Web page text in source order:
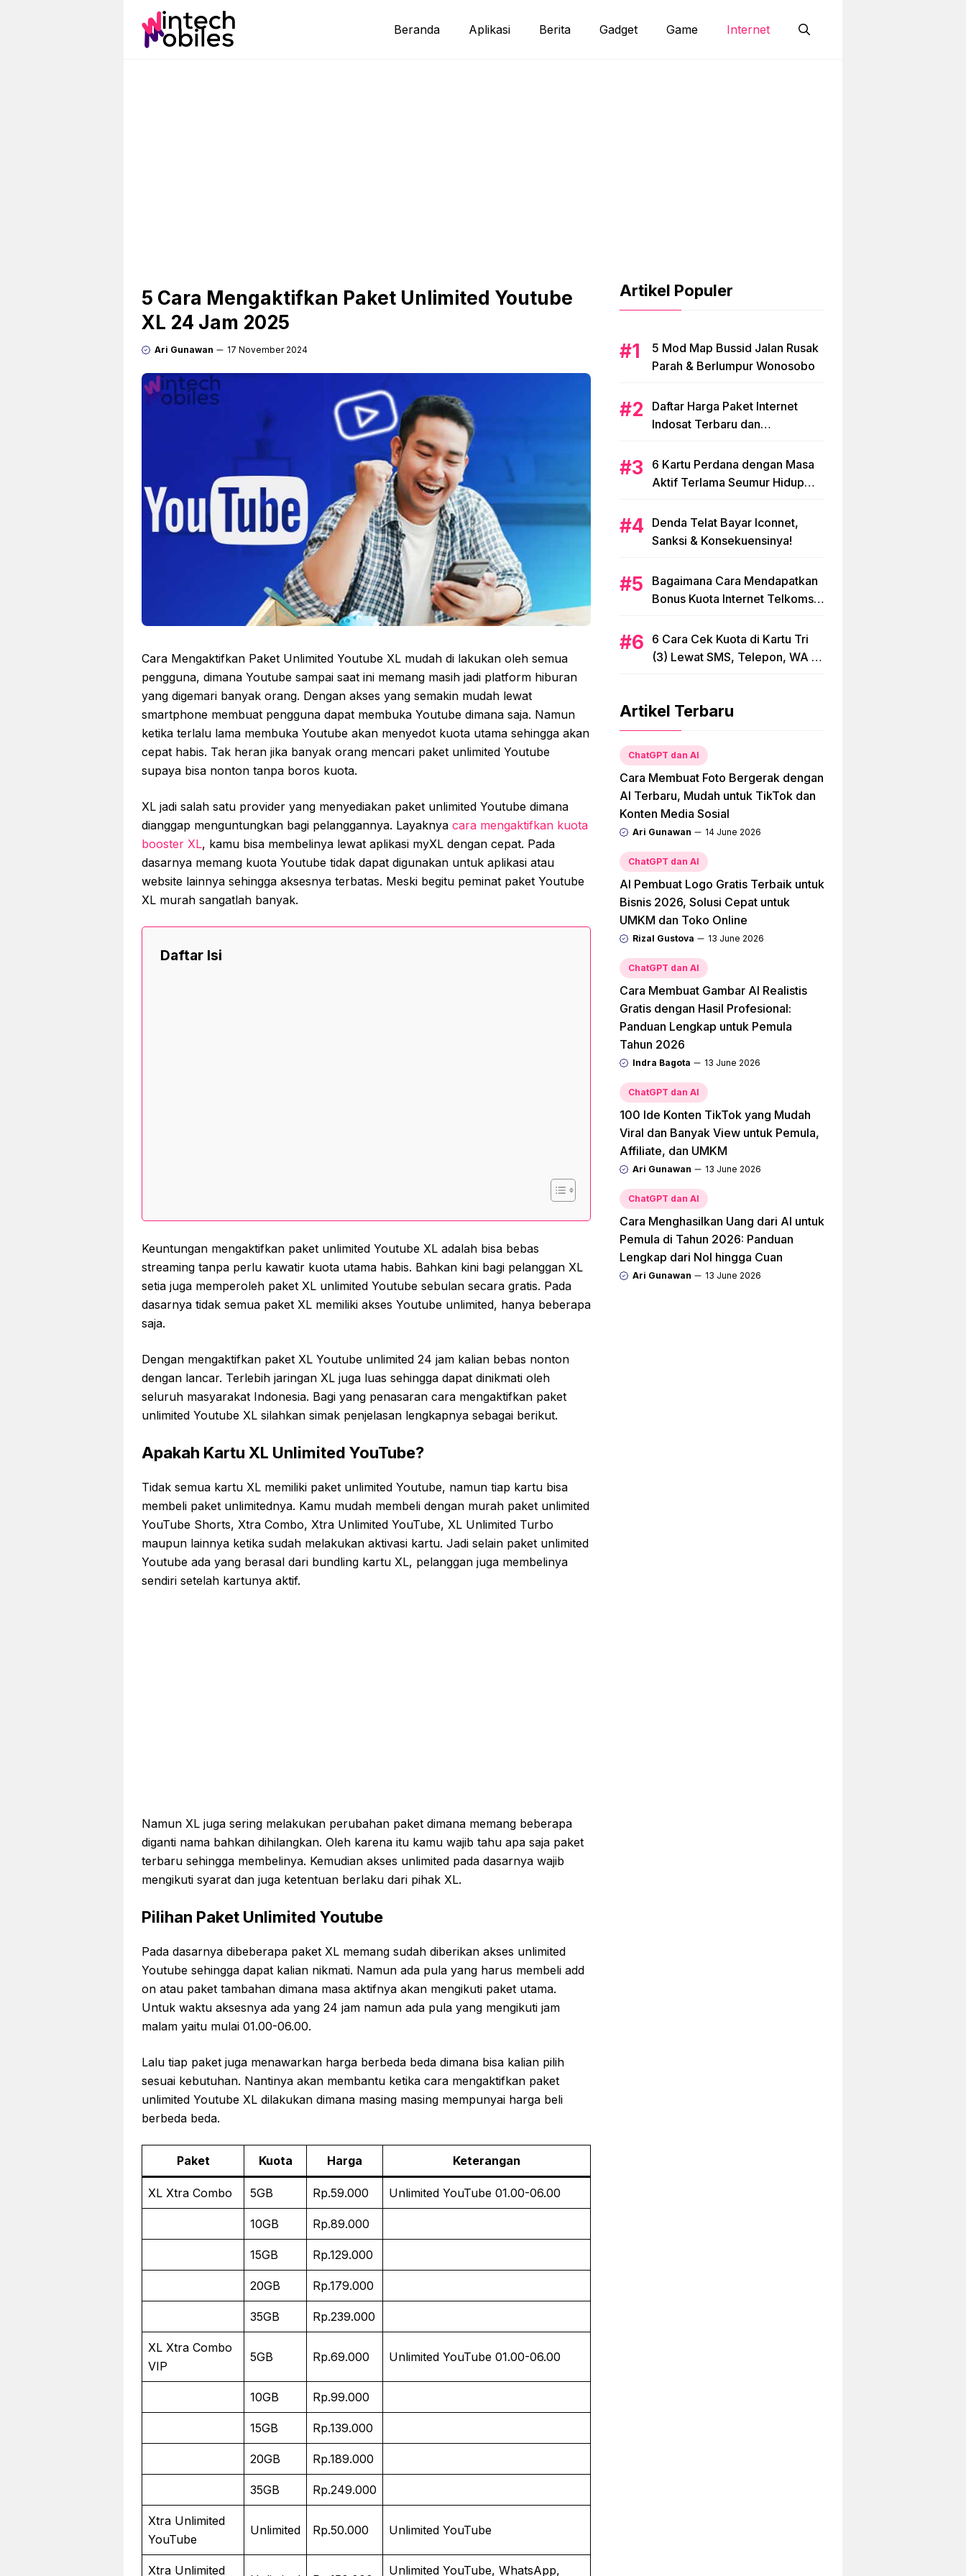
Beranda Aplikasi Berita Gadget Game Internet
5 Cara Mengaktifkan Paket Unlimited Youtube
XL 24 Jam 2025
Ari Gunawan 17 November 2024
Cara Mengaktifkan Paket Unlimited Youtube XL mudah di lakukan oleh semua
pengguna, dimana Youtube sampai saat ini memang masih jadi platform hiburan
yang digemari banyak orang. Dengan akses yang semakin mudah lewat
smartphone membuat pengguna dapat membuka Youtube dimana saja. Namun
ketika terlalu lama membuka Youtube akan menyedot kuota utama sehingga akan
cepat habis. Tak heran jika banyak orang mencari paket unlimited Youtube
supaya bisa nonton tanpa boros kuota.
XL jadi salah satu provider yang menyediakan paket unlimited Youtube dimana
dianggap menguntungkan bagi pelanggannya. Layaknya cara mengaktifkan kuota
booster XL, kamu bisa membelinya lewat aplikasi myXL dengan cepat. Pada
dasarnya memang kuota Youtube tidak dapat digunakan untuk aplikasi atau
website lainnya sehingga aksesnya terbatas. Meski begitu peminat paket Youtube
XL murah sangatlah banyak.
Daftar Isi
Keuntungan mengaktifkan paket unlimited Youtube XL adalah bisa bebas
streaming tanpa perlu kawatir kuota utama habis. Bahkan kini bagi pelanggan XL
setia juga memperoleh paket XL unlimited Youtube sebulan secara gratis. Pada
dasarnya tidak semua paket XL memiliki akses Youtube unlimited, hanya beberapa
saja.
Dengan mengaktifkan paket XL Youtube unlimited 24 jam kalian bebas nonton
dengan lancar. Terlebih jaringan XL juga luas sehingga dapat dinikmati oleh
seluruh masyarakat Indonesia. Bagi yang penasaran cara mengaktifkan paket
unlimited Youtube XL silahkan simak penjelasan lengkapnya sebagai berikut.
Apakah Kartu XL Unlimited YouTube?
Tidak semua kartu XL memiliki paket unlimited Youtube, namun tiap kartu bisa
membeli paket unlimitednya. Kamu mudah membeli dengan murah paket unlimited
YouTube Shorts, Xtra Combo, Xtra Unlimited YouTube, XL Unlimited Turbo
maupun lainnya ketika sudah melakukan aktivasi kartu. Jadi selain paket unlimited
Youtube ada yang berasal dari bundling kartu XL, pelanggan juga membelinya
sendiri setelah kartunya aktif.
Namun XL juga sering melakukan perubahan paket dimana memang beberapa
diganti nama bahkan dihilangkan. Oleh karena itu kamu wajib tahu apa saja paket
terbaru sehingga membelinya. Kemudian akses unlimited pada dasarnya wajib
mengikuti syarat dan juga ketentuan berlaku dari pihak XL.
Pilihan Paket Unlimited Youtube
Pada dasarnya dibeberapa paket XL memang sudah diberikan akses unlimited
Youtube sehingga dapat kalian nikmati. Namun ada pula yang harus membeli add
on atau paket tambahan dimana masa aktifnya akan mengikuti paket utama.
Untuk waktu aksesnya ada yang 24 jam namun ada pula yang mengikuti jam
malam yaitu mulai 01.00-06.00.
Lalu tiap paket juga menawarkan harga berbeda beda dimana bisa kalian pilih
sesuai kebutuhan. Nantinya akan membantu ketika cara mengaktifkan paket
unlimited Youtube XL dilakukan dimana masing masing mempunyai harga beli
berbeda beda.
Paket Kuota Harga Keterangan
XL Xtra Combo 5GB Rp.59.000 Unlimited YouTube 01.00-06.00
10GB Rp.89.000
15GB Rp.129.000
20GB Rp.179.000
35GB Rp.239.000
XL Xtra Combo
VIP
5GB Rp.69.000 Unlimited YouTube 01.00-06.00
10GB Rp.99.000
15GB Rp.139.000
20GB Rp.189.000
35GB Rp.249.000
Xtra Unlimited
YouTube
Unlimited Rp.50.000 Unlimited YouTube
Xtra Unlimited Unlimited YouTube, WhatsApp,
Artikel Populer
5 Mod Map Bussid Jalan Rusak
Parah & Berlumpur Wonosobo
Daftar Harga Paket Internet
Indosat Terbaru dan
6 Kartu Perdana dengan Masa
Aktif Terlama Seumur Hidup
Denda Telat Bayar Iconnet,
Sanksi & Konsekuensinya!
Bagaimana Cara Mendapatkan
Bonus Kuota Internet Telkomsel
6 Cara Cek Kuota di Kartu Tri
(3) Lewat SMS, Telepon, WA &
Artikel Terbaru
ChatGPT dan AI
Cara Membuat Foto Bergerak dengan
AI Terbaru, Mudah untuk TikTok dan
Konten Media Sosial
Ari Gunawan 14 June 2026
ChatGPT dan AI
AI Pembuat Logo Gratis Terbaik untuk
Bisnis 2026, Solusi Cepat untuk
UMKM dan Toko Online
Rizal Gustova 13 June 2026
ChatGPT dan AI
Cara Membuat Gambar AI Realistis
Gratis dengan Hasil Profesional:
Panduan Lengkap untuk Pemula
Tahun 2026
Indra Bagota 13 June 2026
ChatGPT dan AI
100 Ide Konten TikTok yang Mudah
Viral dan Banyak View untuk Pemula,
Affiliate, dan UMKM
Ari Gunawan 13 June 2026
ChatGPT dan AI
Cara Menghasilkan Uang dari AI untuk
Pemula di Tahun 2026: Panduan
Lengkap dari Nol hingga Cuan
Ari Gunawan 13 June 2026